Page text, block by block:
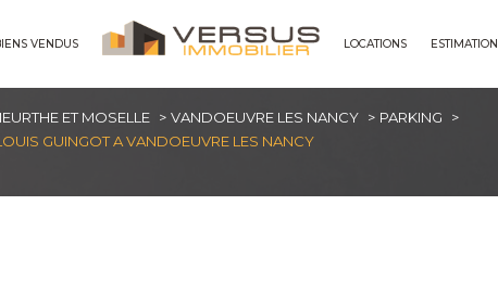
maisons
VENDUS LOCATIONS ESTIMATION
ET MOSELLE VANDOEUVRE LES NANCY
PARKING
GUINGOT A VANDOEUVRE LES NANCY